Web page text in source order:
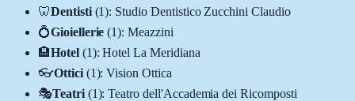
🦷Dentisti (1): Studio Dentistico Zucchini Claudio
💍Gioiellerie (1):Meazzini
🏨Hotel (1):Hotel La Meridiana
👓Ottici (1):Vision Ottica
🎭Teatri (1):Teatro dell'Accademia dei Ricomposti